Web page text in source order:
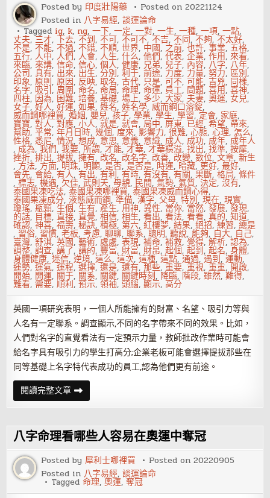
Posted by 印度壯陽藥 Posted on20221124
Posted in 八字易經,談運論命
Tagged ig, k, ng,一下,一定,一對,一生,一種,一項,一點,
丈夫,三才,下去,不到,不可,不可不,不吉,不同,不夠,不太好,
不是,不能,不過,不錯,不順,世界, 中國, 之前,也許,事業,五格,
五行,人中,人們,人會,人生,什么,他們,代表,企業,作用,來看,
來臨,來講,信命,信心,個人,健康, 兄弟, 兒子, 內容, 八字, 八年,
公司,具有, 出來, 出生,分別,利于,前途, 力度, 力量,努力,區別,
印象,原則,原因, 反映,取名,古代, 只是,可不,可能,吉兇, 同樣,
名字, 吸引,周圍,命名,命局,命理,命運, 員工, 問題,喜用,喜神,
四柱, 因為, 困難,培養,基礎,場上, 多少,大家, 夫妻,奧運,女兒,
女子,好人,好運,如果,姓名,姓名學,威而鋼口溶錠,
威而鋼哪裡買,婚姻,嬰兒,孩子,學業,學生,學習, 定會, 家庭,
寶寶,對人,對應,小人,就是,就會,局中,屏東, 已經,希望,帶來,
幫助,平常,年月日時,幾個,度來,影響力,很難,心態,心理, 怎么,
性格,悉尼,情況,想成, 意思, 意義, 意識, 成人, 成功, 成年, 成年人
, 成為,我們,我要,所謂,才能,才華,才華橫溢,找出,找準,按摩,
挫折,排出,提拔,擁有, 改名, 改名字, 改善, 改變,數位,文章,新生
, 方法, 方面, 明珠, 明顯,是否,是否是, 時運, 暗藏, 更好,最好,
會先, 會給,有人,有出,有利,有時,有沒有,有關,果斷,格局,條件
,標志,機遇, 欠佳,武則天,母親, 民間,氣勢,氣質,決定,沒有,
泰國果凍吃法,泰國果凍哪裡買,泰國果凍威而鋼心得,
泰國果凍成分,液態威而鋼,準備,漢字,父母,特別,現在,現實,
瓊瑤,瓶頸,生個,生有,產生, 用神,異性, 當你, 當然,發展,發現,
的話, 目標,直接,直覺,相信,相生,看出,看法,看看,真的,知道,
確認,神喜,福壽,秘訣,積極, 第六,紅樓夢,結果,絕招,練習,總是
, 習俗, 習慣,老板,考慮,聊聊,聯系,聰明,聽說, 能夠, 自大, 自己,
臺灣,舒淇,英國,藝術,處處,表現,補命,補救, 覺得,解析,認為,
調整,調查,講了,講的, 豐富, 財富, 財帛,起個,起到,起名,身體,
身體健康,迷信,逆境,這么,這次,這種,這點,通過,遇到,運動,
運勢,運氣,運程,選擇,還是,還有,那些,重要,重視,重重, 開啟,
開始, 開運, 關于, 關系, 關鍵, 關鍵時刻, 降臨, 階段,雖然,難得,
難看, 需要,順利,預示,領袖,頭腦,顯示,高分
英國一項研究表明，一個人所能擁有的財富、名望、吸引力等與
人名有一定聯系。調查顯示,不同的名字帶來不同的效果。比如，
人們對名字的直覺看法有一定預示力量，教師批改作業時可能會
給名字具有吸引力的學生打高分;企業老板可能會選擇提拔那些在
同等基礎上名字特代表成功的員工,認為他們更有前途。
閱讀完整文章改
名
字
對
你
的
運
勢
有
幫
助
嗎？
八字命理看哪些人容易在奧運中奪冠
Posted by犀利士哪裡買 Posted on20220905
Posted in 八字易經,談運論命
Tagged命理,奧運,奪冠